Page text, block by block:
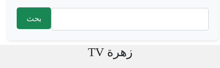
‏بحث ‏
زهرة TV